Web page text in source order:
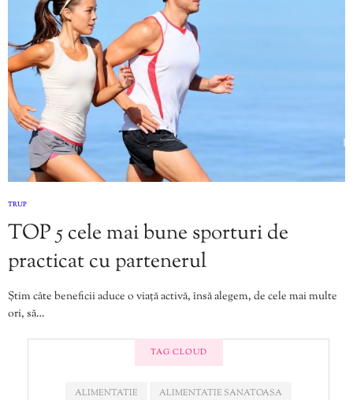
TRUP
TOP 5 cele mai bune sporturi de
practicat cu partenerul
Știm câte beneficii aduce o viață activă, însă alegem, de cele mai multe
ori, să…
TAG CLOUD
ALIMENTATIE
ALIMENTATIE SANATOASA